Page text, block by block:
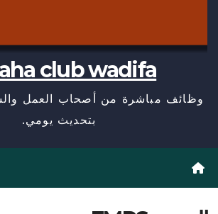
club wadifa
وظائف مباشرة من أصحاب العمل
بتحديث يومي.